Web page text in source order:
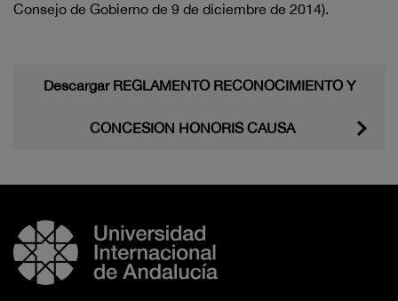
Consejo de Gobierno de 9 de diciembre de 2014).
Descargar REGLAMENTO RECONOCIMIENTO Y
CONCESION HONORIS CAUSA